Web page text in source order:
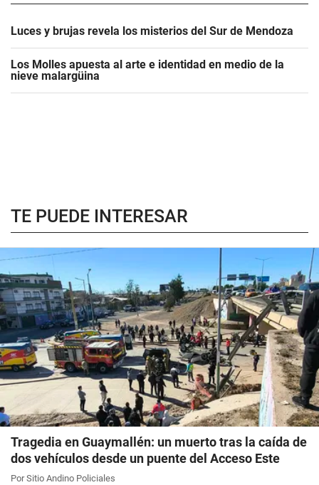
Luces y brujas revela los misterios del Sur de Mendoza
Los Molles apuesta al arte e identidad en medio de la
nieve malargüina
TE PUEDE INTERESAR
Tragedia en Guaymallén: un muerto tras la caída de
dos vehículos desde un puente del Acceso Este
Por Sitio Andino Policiales